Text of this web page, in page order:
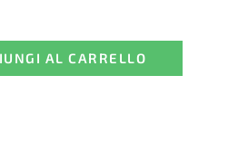
AL CARRELLO